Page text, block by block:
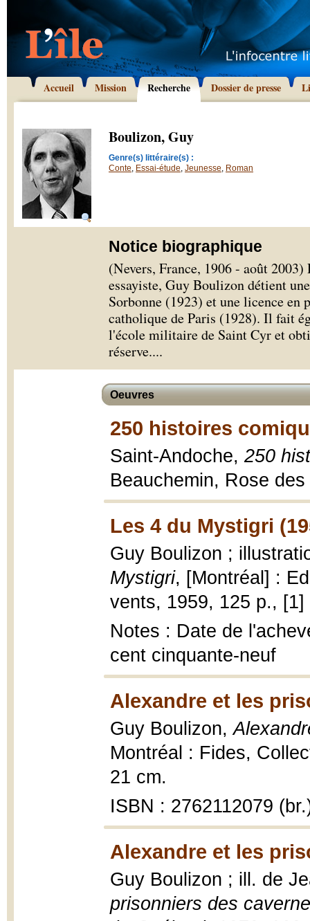
Accueil Mission Recherche Dossier de presse
Boulizon, Guy
Genre(s) littéraire(s) :
Conte, Essai-étude, Jeunesse, Roman
Notice biographique
(Nevers, France, 1906 - août
essayiste, Guy Boulizon détient
Sorbonne (1923) et une licence
catholique de Paris (1928). Il fait
l'école militaire de Saint Cyr et
réserve....
Oeuvres
250 histoires
Saint-Andoche, 250
Beauchemin, Rose
Les 4 du Mystigri
Guy Boulizon ;
Mystigri, [Montréal] :
vents, 1959, 125 p.,
Notes : Date de
cent cinquante-neuf
Alexandre et les
Guy Boulizon,
Montréal : Fides,
21 cm.
ISBN : 2762112079
Alexandre et les
Guy Boulizon ; ill. de
prisonniers des